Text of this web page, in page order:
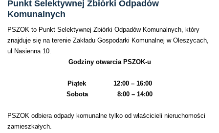
Punkt Selektywnej Zbiórki Odpadów
Komunalnych
PSZOK to Punkt Selektywnej Zbiórki Odpadów Komunalnych, który
znajduje się na terenie Zakładu Gospodarki Komunalnej w Oleszycach,
ul Nasienna 10.
Godziny otwarcia PSZOK-u
Piątek 12:00 – 16:00
Sobota 8:00 – 14:00
PSZOK odbiera odpady komunalne tylko od właścicieli nieruchomości
zamieszkałych.